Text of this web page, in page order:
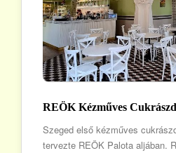
REÖK Kézműves
Szeged első kézműves
tervezte REÖK Palota aljában.